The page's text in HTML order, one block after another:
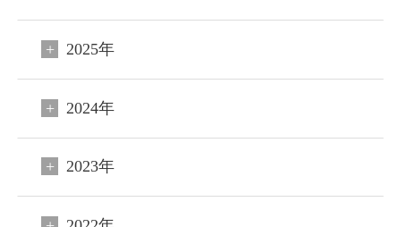
2025年
2024年
2023年